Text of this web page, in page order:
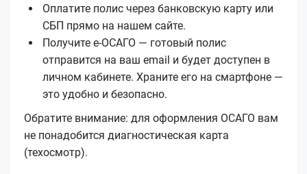
Оплатите полис через банковскую карту или
СБП прямо на нашем сайте.
Получите е‑ОСАГО — готовый полис
отправится на ваш email и будет доступен в
личном кабинете. Храните его на смартфоне —
это удобно и безопасно.
Обратите внимание: для оформления ОСАГО вам
не понадобится диагностическая карта
(техосмотр).